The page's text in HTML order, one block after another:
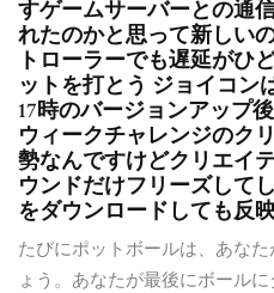
すゲームサーバーとの通
れたのかと思って新しい
トローラーでも遅延がひ
ットを打とう ジョイコン
17時のバージョンアップ
ウィークチャレンジのク
勢なんですけどクリエイ
ウンドだけフリーズして
をダウンロードしても反
たびにポットボールは、あな
ょう。あなたが最後にボール